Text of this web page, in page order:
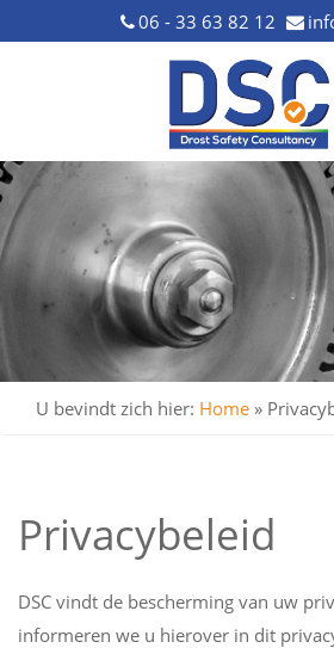
06 - 33 63 82 12
U bevindt zich hier: Home »
Privacybeleid
DSC vindt de bescherming van uw
informeren we u hierover in dit